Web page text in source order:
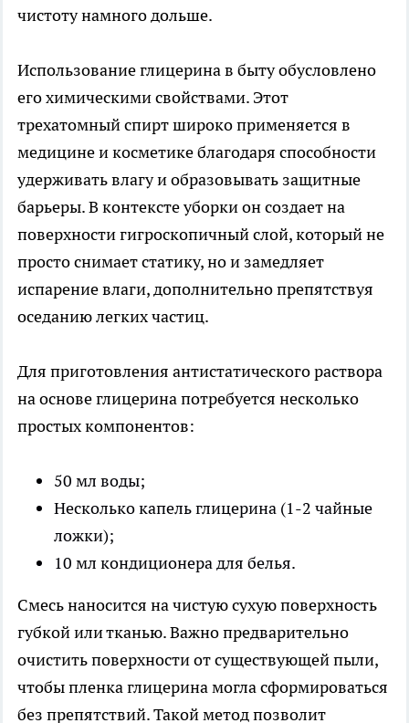
чистоту намного дольше.
Использование глицерина в быту обусловлено
его химическими свойствами. Этот
трехатомный спирт широко применяется в
медицине и косметике благодаря способности
удерживать влагу и образовывать защитные
барьеры. В контексте уборки он создает на
поверхности гигроскопичный слой, который не
просто снимает статику, но и замедляет
испарение влаги, дополнительно препятствуя
оседанию легких частиц.
Для приготовления антистатического раствора
на основе глицерина потребуется несколько
простых компонентов:
50 мл воды;
Несколько капель глицерина (1-2 чайные
ложки);
10 мл кондиционера для белья.
Смесь наносится на чистую сухую поверхность
губкой или тканью. Важно предварительно
очистить поверхности от существующей пыли,
чтобы пленка глицерина могла сформироваться
без препятствий. Такой метод позволит